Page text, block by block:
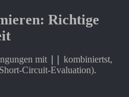
Richtige
mit || kombiniertst,
Circuit-Evaluation).